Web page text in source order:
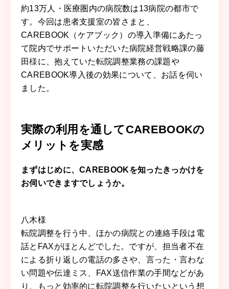
約13万人・医療圏内の病院数は13病院の都市で
す。今回は患者支援室の皆さまと、
CAREBOOK（ケアブック）の導入準備にあたっ
て院内でサポートいただいた病院経営戦略課の藤
田様に、抱えていた転院調整業務の課題や
CAREBOOK導入後の効果について、お話を伺い
ました。
実際の利用を通してCAREBOOKの
メリットを実感
まずはじめに、CAREBOOKを知ったきっかけを
お伺いできますでしょうか。
八木様
転院調整を行う中、ほかの病院との連絡手段は電
話とFAXがほとんどでした。ですが、担当者不在
による折り返しの電話の多さや、言った・言わな
い問題や伝達ミス、FAX送信作業の手間などがあ
り、もっと効率的に転院調整を行いたいという想